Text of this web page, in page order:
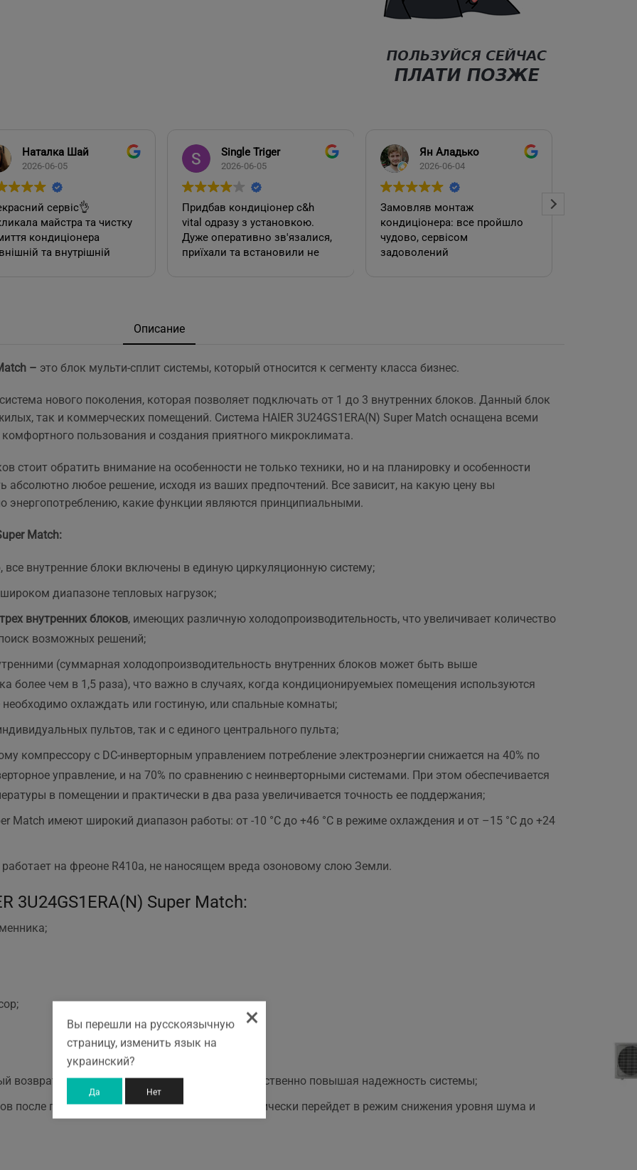
Наталка Шай
2026-06-05
сервіс👌
майстра та чистку
кондиціонера
та внутрішній
їх, так і
неодмінно звертатись
рекомендувати!
Single Triger
2026-06-05
Придбав кондиціонер c&h
vital одразу з установкою.
Дуже оперативно зв'язалися,
приїхали та встановили не
пропозиція, акційної
установки за умови
саме в цьому магазині. Але
установка в стандартній
панельній 12 поверхів ці
вийшла знову ж така сама,
магазинах. Тому перевага
можливість розрахунку на
місті за фактично товар і
Ян Аладько
2026-06-04
Замовляв монтаж
кондиціонера: все пройшло
чудово, сервісом
задоволений
Описание
– это блок мульти-сплит системы, который относится к сегменту класса бизнес.
нового поколения, которая позволяет подключать от 1 до 3 внутренних блоков. Данный блок
так и коммерческих помещений. Система HAIER 3U24GS1ERA(N) Super Match оснащена всеми
пользования и создания приятного микроклимата.
стоит обратить внимание на особенности не только техники, но и на планировку и особенности
любое решение, исходя из ваших предпочтений. Все зависит, на какую цену вы
энергопотреблению, какие функции являются принципиальными.
Match:
внутренние блоки включены в единую циркуляционную систему;
диапазоне тепловых нагрузок;
внутренних блоков, имеющих различную холодопроизводительность, что увеличивает количество
возможных решений;
(суммарная холодопроизводительность внутренних блоков может быть выше
более чем в 1,5 раза), что важно в случаях, когда кондиционируемыех помещения используются
необходимо охлаждать или гостиную, или спальные комнаты;
пультов, так и с единого центрального пульта;
компрессору с DC-инверторным управлением потребление электроэнергии снижается на 40% по
управление, и на 70% по сравнению с неинверторными системами. При этом обеспечивается
в помещении и практически в два раза увеличивается точность ее поддержания;
Match имеют широкий диапазон работы: от -10 °С до +46 °С в режиме охлаждения и от –15 °С до +24
работает на фреоне R410a, не наносящем вреда озоновому слою Земли.
3U24GS1ERA(N) Super Match:
возврат масла в компрессор, тем самым существенно повышая надежность системы;
после пиковой температуры система автоматически перейдет в режим снижения уровня шума и
×
Вы перешли на русскоязычную
страницу, изменить язык на
украинский?
Да Нет